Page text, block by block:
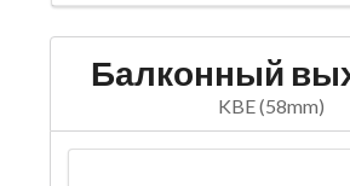
Балконный
KBE (58mm)